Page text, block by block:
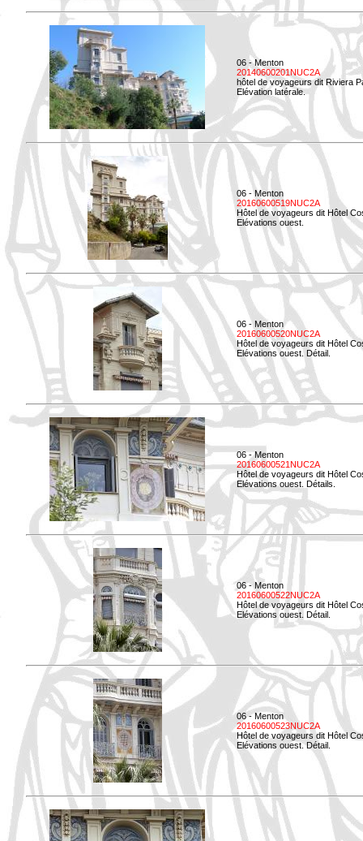
06 - Menton
20140600201NUC2A
hôtel de voyageurs dit Riviera
Elévation latérale.
06 - Menton
20160600519NUC2A
Hôtel de voyageurs dit Hôtel
Elévations ouest.
06 - Menton
20160600520NUC2A
Hôtel de voyageurs dit Hôtel
Elévations ouest. Détail.
06 - Menton
20160600521NUC2A
Hôtel de voyageurs dit Hôtel
Elévations ouest. Détails.
06 - Menton
20160600522NUC2A
Hôtel de voyageurs dit Hôtel
Elévations ouest. Détail.
06 - Menton
20160600523NUC2A
Hôtel de voyageurs dit Hôtel
Elévations ouest. Détail.